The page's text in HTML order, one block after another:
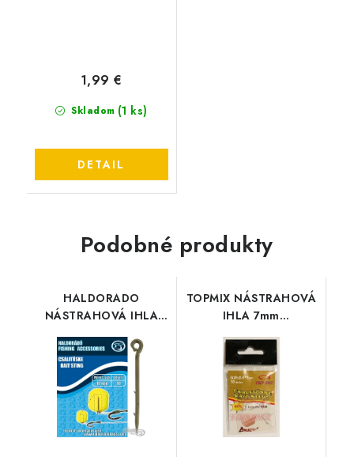
Skladom (1 ks)
1,99 €
DETAIL
Podobné produkty
HALDORADO
NÁSTRAHOVÁ IHLA
10mm (Nástrahový
tŕň,nástrahový
osteň)-10mm
TOPMIX NÁSTRAHOVÁ
IHLA 7mm
wafter(Wafters
Nástrahový
tŕň,nástrahový osteň) -
7MM